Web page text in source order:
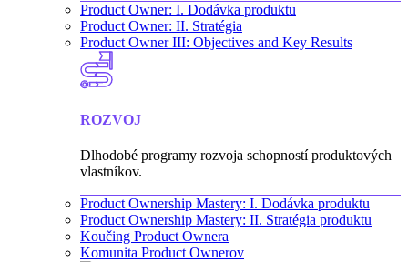
Product Owner: I. Dodávka produktu
Product Owner: II. Stratégia
Product Owner III: Objectives and Key Results
ROZVOJ
Dlhodobé programy rozvoja schopností produktových
vlastníkov.
Product Ownership Mastery: I. Dodávka produktu
Product Ownership Mastery: II. Stratégia produktu
Koučing Product Ownera
Komunita Product Ownerov